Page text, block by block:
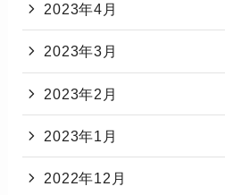
2023年4月
2023年3月
2023年2月
2023年1月
2022年12月